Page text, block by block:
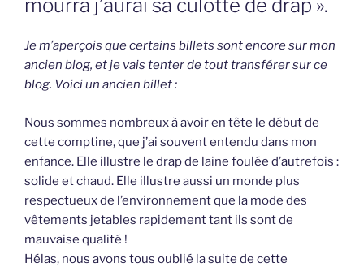
mourra j’aurai sa culotte de drap ».
Je m’aperçois que certains billets sont encore sur mon
ancien blog, et je vais tenter de tout transférer sur ce
blog. Voici un ancien billet :
Nous sommes nombreux à avoir en tête le début de
cette comptine, que j’ai souvent entendu dans mon
enfance. Elle illustre le drap de laine foulée d’autrefois :
solide et chaud. Elle illustre aussi un monde plus
respectueux de l’environnement que la mode des
vêtements jetables rapidement tant ils sont de
mauvaise qualité !
Hélas, nous avons tous oublié la suite de cette